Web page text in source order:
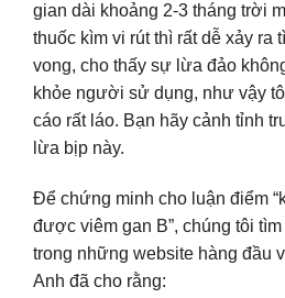
gian dài khoảng 2-3 tháng trời
thuốc kìm vi rút thì rất dễ xảy ra
vong, cho thấy sự lừa đảo
khỏe người sử dụng, như vậy
cáo rất láo. Bạn hãy cảnh tỉnh
lừa bịp này.
Để chứng minh cho luận điểm
được viêm gan B”, chúng tôi
trong những website hàng đầu
Anh đã cho rằng: